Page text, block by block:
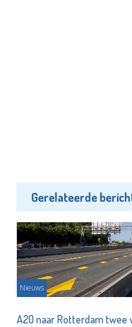
Gerelateerde
Nieuws
A20 naar Rotterdam twee